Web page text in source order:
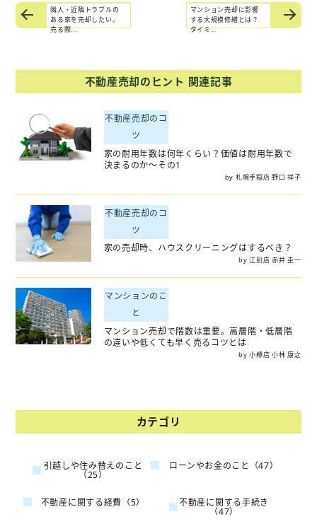
隣人・近隣トラブルの
ある家を売却したい。
売る際...
マンション売却に影響
する大規模修繕とは？
タイミ...
不動産売却のヒント 関連記事
不動産売却のコ
ツ
家の耐用年数は何年くらい？価値は耐用年数で
決まるのか〜その1
by 札幌手稲店 野口 祥子
不動産売却のコ
ツ
家の売却時、ハウスクリーニングはするべき？
by 江別店 赤井 圭一
マンションのこ
と
マンション売却で階数は重要。高層階・低層階
の違いや低くても早く売るコツとは
by 小樽店 小林 康之
カテゴリ
引越しや住み替えのこと
（25）
ローンやお金のこと（47）
不動産に関する経費（5） 不動産に関する手続き
（47）